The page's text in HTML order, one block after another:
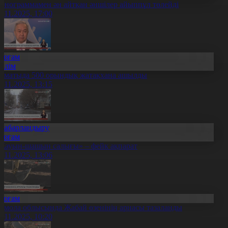
ән айтқан әншілер айыппұл төлейді
17:00
500 орындық жатақхана ашылды
13:15
шашын салығы» – фейк ақпарат
13:06
облысында Жабай өзенінің арнасы тазаланды
10:20